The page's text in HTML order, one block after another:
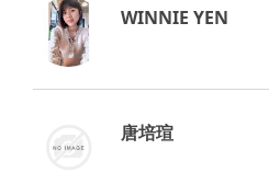
WINNIE YEN
唐培瑄